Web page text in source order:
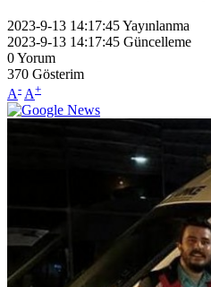
2023-9-13 14:17:45Yayınlanma
2023-9-13 14:17:45 Güncelleme
0Yorum
370 Gösterim
A- A+